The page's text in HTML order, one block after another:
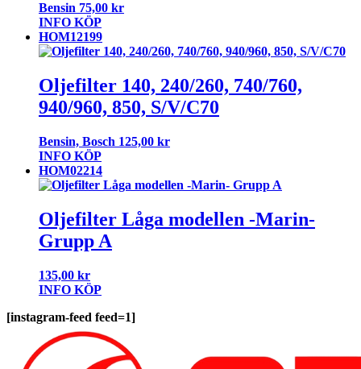
Bensin 75,00 kr
INFO KÖP
HOM12199
Oljefilter 140, 240/260, 740/760,
940/960, 850, S/V/C70
Bensin, Bosch 125,00 kr
INFO KÖP
HOM02214
Oljefilter Låga modellen -Marin-
Grupp A
135,00 kr
INFO KÖP
[instagram-feed feed=1]